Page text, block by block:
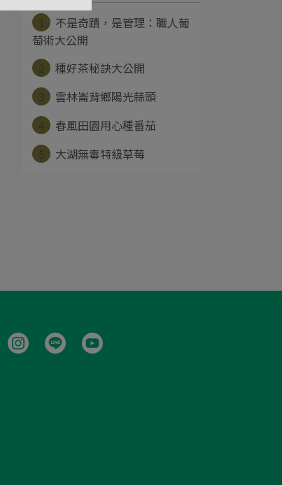
不是奇蹟，是管理：職人葡
萄術大公開
種好茶秘訣大公開
雲林崙背鄉陽光蒜頭
春風田園用心種番茄
大湖無毒特級草莓